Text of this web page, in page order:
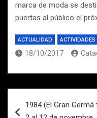
marca de moda se
puertas al público el
ACTUALIDAD ACTIVIDADES
18/10/2017
de
1984 (El Gran